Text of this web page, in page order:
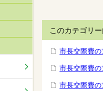
このカテゴリ
市長交際費の
市長交際費の
市長交際費の